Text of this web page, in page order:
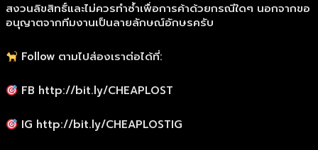
สงวนลิขสิทธิ์และไม่ควรทำซ้ำเพื่อการค้าด้วยกรณีใดๆ นอกจากขอ
อนุญาตจากทีมงานเป็นลายลักษณ์อักษรครับ
Follow ตามไปส่องเราต่อได้ที่:
FB http://bit.ly/CHEAPLOST
IG http://bit.ly/CHEAPLOSTIG